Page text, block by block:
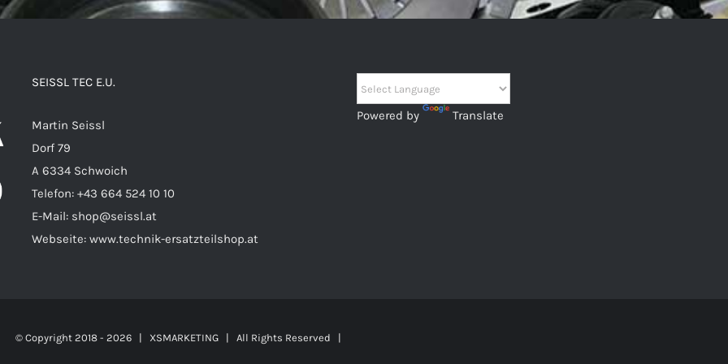
SEISSL TEC E.U.
Martin Seissl
Dorf 79
A 6334 Schwoich
Telefon: +43 664 524 10 10
E-Mail: shop@seissl.at
Webseite: www.technik-ersatzteilshop.at
Powered by Translate
© Copyright 2018 - 2026 | XSMARKETING | All Rights Reserved |